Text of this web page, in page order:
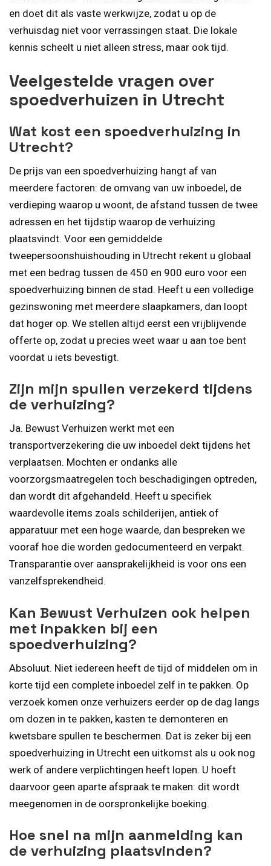
en doet dit als vaste werkwijze, zodat u op de
verhuisdag niet voor verrassingen staat. Die lokale
kennis scheelt u niet alleen stress, maar ook tijd.
Veelgestelde vragen over
spoedverhuizen in Utrecht
Wat kost een spoedverhuizing in
Utrecht?
De prijs van een spoedverhuizing hangt af van
meerdere factoren: de omvang van uw inboedel, de
verdieping waarop u woont, de afstand tussen de twee
adressen en het tijdstip waarop de verhuizing
plaatsvindt. Voor een gemiddelde
tweepersoonshuishouding in Utrecht rekent u globaal
met een bedrag tussen de 450 en 900 euro voor een
spoedverhuizing binnen de stad. Heeft u een volledige
gezinswoning met meerdere slaapkamers, dan loopt
dat hoger op. We stellen altijd eerst een vrijblijvende
offerte op, zodat u precies weet waar u aan toe bent
voordat u iets bevestigt.
Zijn mijn spullen verzekerd tijdens
de verhuizing?
Ja. Bewust Verhuizen werkt met een
transportverzekering die uw inboedel dekt tijdens het
verplaatsen. Mochten er ondanks alle
voorzorgsmaatregelen toch beschadigingen optreden,
dan wordt dit afgehandeld. Heeft u specifiek
waardevolle items zoals schilderijen, antiek of
apparatuur met een hoge waarde, dan bespreken we
vooraf hoe die worden gedocumenteerd en verpakt.
Transparantie over aansprakelijkheid is voor ons een
vanzelfsprekendheid.
Kan Bewust Verhuizen ook helpen
met inpakken bij een
spoedverhuizing?
Absoluut. Niet iedereen heeft de tijd of middelen om in
korte tijd een complete inboedel zelf in te pakken. Op
verzoek komen onze verhuizers eerder op de dag langs
om dozen in te pakken, kasten te demonteren en
kwetsbare spullen te beschermen. Dat is zeker bij een
spoedverhuizing in Utrecht een uitkomst als u ook nog
werk of andere verplichtingen heeft lopen. U hoeft
daarvoor geen aparte afspraak te maken: dit wordt
meegenomen in de oorspronkelijke boeking.
Hoe snel na mijn aanmelding kan
de verhuizing plaatsvinden?